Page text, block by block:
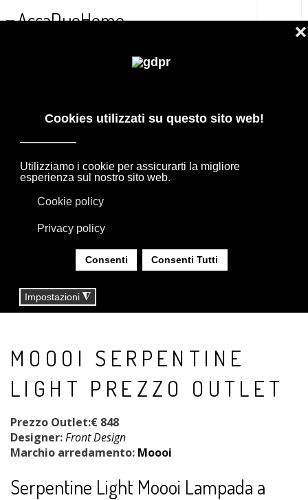
OUTLET
FLEXFORM, MOOOI. BIANCHERIA, TAPPETI E
LIMONTA. ILLUMINAZIONE DAVIDE GROPPI
OLUCE.
SEI QUI: HOME | | ILLUMINAZIONE
MOOOI SERPENTINE
LIGHT PREZZO OUTLET
Prezzo Outlet:€ 848
Designer:Front Design
Marchio arredamento: Moooi
Serpentine Light Moooi Lampada a